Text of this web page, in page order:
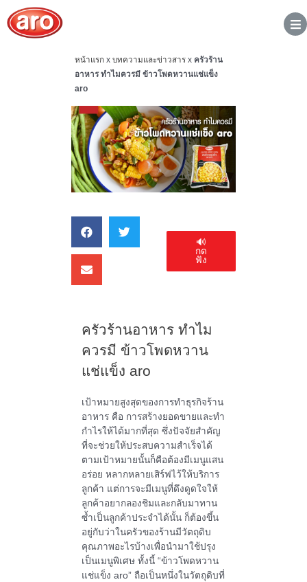
หน้าแรกx บทความและข่าวสารx ครัวร้าน
อาหาร ทำไมควรมี ข้าวโพดหวานแช่แข็ง
aro
🔊
กด
ฟัง
ครัวร้านอาหาร ทำไม
ควรมี ข้าวโพดหวาน
แช่แข็ง aro
เป้าหมายสูงสุดของการทำธุรกิจร้าน
อาหาร คือ การสร้างยอดขายและทำ
กำไรให้ได้มากที่สุด ซึ่งปัจจัยสำคัญ
ที่จะช่วยให้ประสบความสำเร็จได้
ตามเป้าหมายนั้นก็คือต้องมีเมนูแสน
อร่อย หลากหลายเสิร์ฟไว้ให้บริการ
ลูกค้า แต่การจะมีเมนูที่ดึงดูดใจให้
ลูกค้าอยากลองชิมและกลับมาทาน
ซ้ำเป็นลูกค้าประจำได้นั้น ก็ต้องขึ้น
อยู่กับว่าในครัวของร้านมีวัตถุดิบ
คุณภาพอะไรบ้างเพื่อนำมาใช้ปรุง
เป็นเมนูพิเศษ ทั้งนี้ “ข้าวโพดหวาน
แช่แข็ง aro” ถือเป็นหนึ่งในวัตถุดิบที่